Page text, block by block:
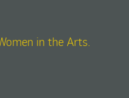
in the Arts.